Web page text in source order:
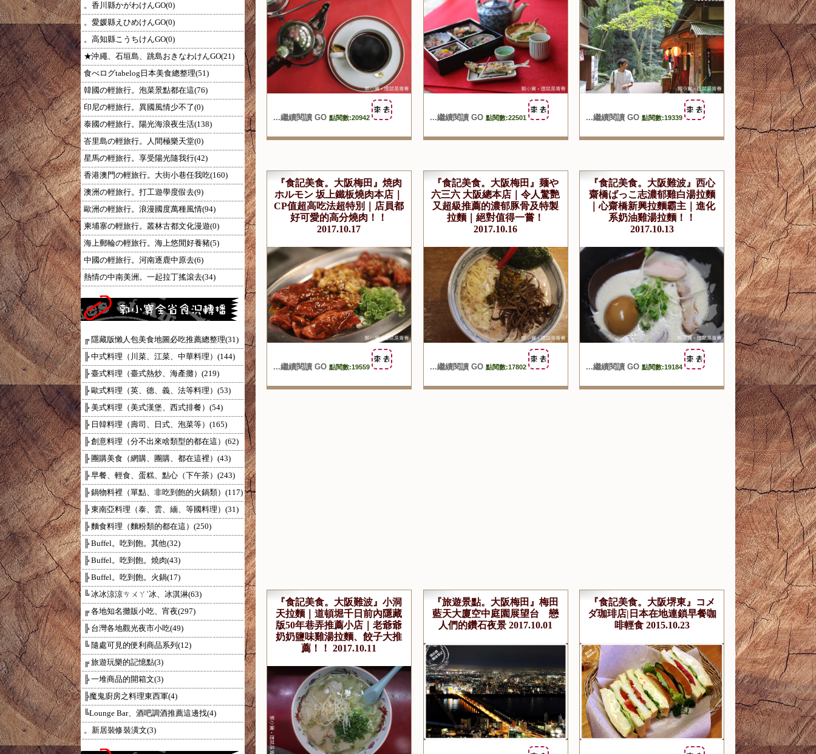
。香川縣かがわけんGO(0)
。愛媛縣えひめけんGO(0)
。高知縣こうちけんGO(0)
★沖繩、石垣島、跳島おきなわけんGO(21)
食べログtabelog日本美食總整理(51)
韓國の輕旅行。泡菜景點都在這(76)
印尼の輕旅行。異國風情少不了(0)
泰國の輕旅行。陽光海浪夜生活(138)
峇里島の輕旅行。人間極樂天堂(0)
星馬の輕旅行。享受陽光隨我行(42)
香港澳門の輕旅行。大街小巷任我吃(160)
澳洲の輕旅行。打工遊學度假去(9)
歐洲の輕旅行。浪漫國度萬種風情(94)
柬埔寨の輕旅行。叢林古都文化漫遊(0)
海上郵輪の輕旅行。海上悠閒好養豬(5)
中國の輕旅行。河南逐鹿中原去(6)
熱情の中南美洲。一起拉丁搖滾去(34)
╔ 隱藏版懶人包美食地圖必吃推薦總整理(31)
╠ 中式料理（川菜、江菜、中華料理）(144)
╠ 臺式料理（臺式熱炒、海產攤）(219)
╠ 歐式料理（英、德、義、法等料理）(53)
╠ 美式料理（美式漢堡、西式排餐）(54)
╠ 日韓料理（壽司、日式、泡菜等）(165)
╠ 創意料理（分不出來啥類型的都在這）(62)
╠ 團購美食（網購、團購、都在這裡）(43)
╠ 早餐、輕食、蛋糕、點心（下午茶）(243)
╠ 鍋物料裡（單點、非吃到飽的火鍋類）(117)
╠ 東南亞料理（泰、雲、緬、等國料理）(31)
╠ 麵食料理（麵粉類的都在這）(250)
╠ Buffel。吃到飽。其他(32)
╠ Buffel。吃到飽。燒肉(43)
╠ Buffel。吃到飽。火鍋(17)
╚ 冰冰涼涼ㄘㄨㄚˋ冰、冰淇淋(63)
╔ 各地知名攤販小吃、宵夜(297)
╠ 台灣各地觀光夜市小吃(49)
╚ 隨處可見的便利商品系列(12)
╔ 旅遊玩樂的記憶點(3)
╠ 一堆商品的開箱文(3)
╠魔鬼廚房之料理東西軍(4)
╚Lounge Bar、酒吧調酒推薦這邊找(4)
。新居裝修裝潢文(3)
...繼續閱讀 GO 點閱數:20942 ...繼續閱讀 GO 點閱數:22501 ...繼續閱讀 GO 點閱數:19339
『食記美食。大阪梅田』焼肉
ホルモン 坂上鐵板燒肉本店｜
CP值超高吃法超特別｜店員都
好可愛的高分燒肉！！
2017.10.17
...繼續閱讀 GO 點閱數:19559
『食記美食。大阪梅田』麺や
六三六 大阪總本店｜令人驚艷
又超級推薦的濃郁豚骨及特製
拉麵｜絕對值得一嘗！
2017.10.16
...繼續閱讀 GO 點閱數:17802
『食記美食。大阪難波』西心
齋橋ばっこ志濃郁雞白湯拉麵
｜心齋橋新興拉麵霸主｜進化
系奶油雞湯拉麵！！
2017.10.13
...繼續閱讀 GO 點閱數:19184
『食記美食。大阪難波』小洞
天拉麵｜道頓堀千日前內隱藏
版50年巷弄推薦小店｜老爺爺
奶奶鹽味雞湯拉麵、餃子大推
薦！！ 2017.10.11
『旅遊景點。大阪梅田』梅田
藍天大廈空中庭園展望台 戀
人們的鑽石夜景 2017.10.01
『食記美食。大阪堺東』コメ
ダ珈琲店|日本在地連鎖早餐咖
啡輕食 2015.10.23